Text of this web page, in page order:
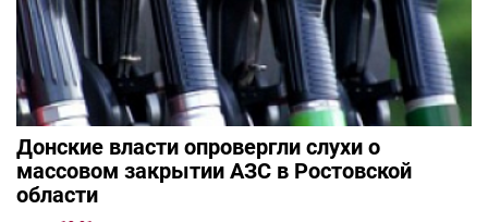
Донские власти опровергли слухи о
массовом закрытии АЗС в Ростовской
области